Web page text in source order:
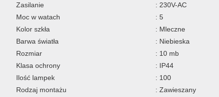
Zasilanie
: 230V-AC
Moc w watach
: 5
Kolor szkła
: Mleczne
Barwa światła
: Niebieska
Rozmiar
: 10 mb
Klasa ochrony
: IP44
Ilość lampek
: 100
Rodzaj montażu
: Zawieszany